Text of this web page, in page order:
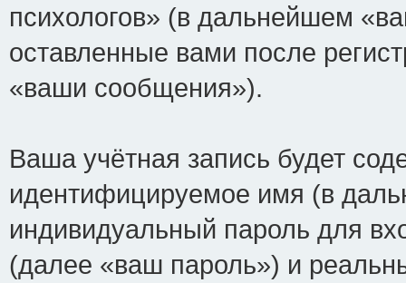
психологов» (в дальнейшем
оставленные вами после
«ваши сообщения»).
Ваша учётная запись будет
идентифицируемое имя (в
индивидуальный пароль для
(далее «ваш пароль») и